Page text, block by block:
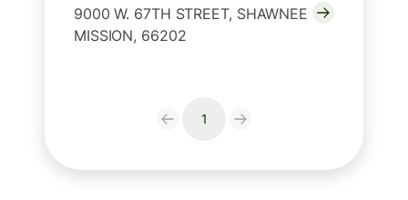
9000 W. 67TH STREET, SHAWNEE
MISSION, 66202
1